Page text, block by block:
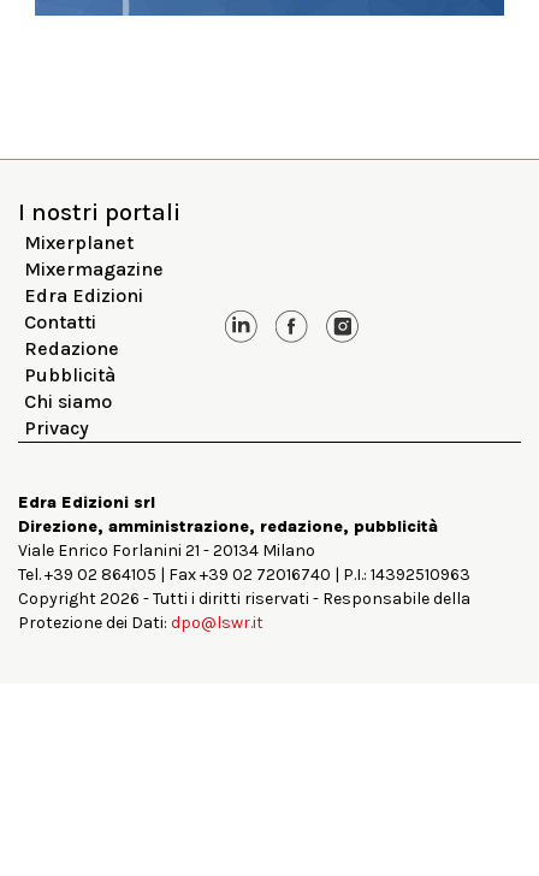
I nostri portali
Mixerplanet
Mixermagazine
Edra Edizioni
Contatti
Redazione
Pubblicità
Chi siamo
Privacy
Edra Edizioni srl
Direzione, amministrazione, redazione, pubblicità
Viale Enrico Forlanini 21 - 20134 Milano
Tel. +39 02 864105 | Fax +39 02 72016740 | P.I.: 14392510963
Copyright 2026 - Tutti i diritti riservati - Responsabile della
Protezione dei Dati: dpo@lswr.it